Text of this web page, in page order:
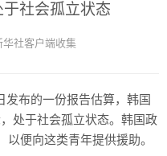
社会孤立状态
华社客户端收集
发布的一份报告估算，韩国
处于社会孤立状态。韩国政
便向这类青年提供援助。